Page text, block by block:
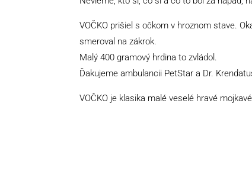
VOČKO prišiel s očkom v hroznom stave.
smeroval na zákrok.
Malý 400 gramový hrdina to zvládol.
Ďakujeme ambulancii PetStar a Dr.
VOČKO je klasika malé veselé hravé